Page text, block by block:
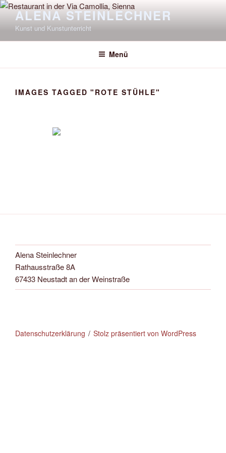
Zum
Inhalt
springen
ALENA STEINLECHNER
Kunst und Kunstunterricht
Menü
IMAGES TAGGED "ROTE STÜHLE"
Alena Steinlechner
Rathausstraße 8A
67433 Neustadt an der Weinstraße
Datenschutzerklärung Stolz präsentiert von WordPress